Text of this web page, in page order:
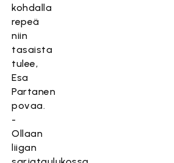
kohdalla
repeä
niin
tasaista
tulee,
Esa
Partanen
povaa.
-
Ollaan
liigan